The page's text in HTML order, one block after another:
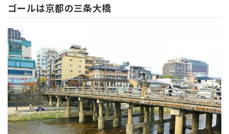
ゴールは京都の三条大橋